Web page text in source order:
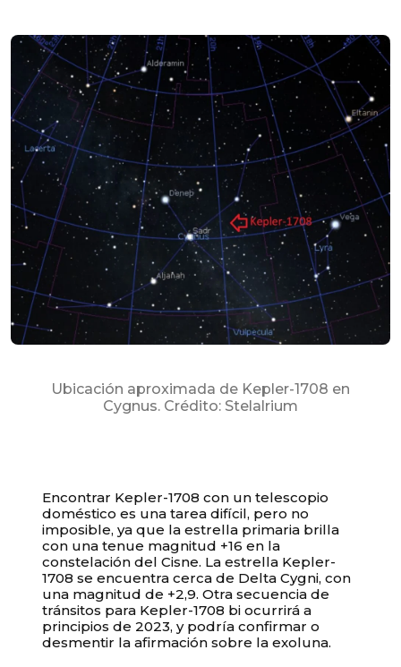
Ubicación aproximada de Kepler-1708 en
Cygnus. Crédito: Stelalrium
Encontrar Kepler-1708 con un telescopio
doméstico es una tarea difícil, pero no
imposible, ya que la estrella primaria brilla
con una tenue magnitud +16 en la
constelación del Cisne. La estrella Kepler-
1708 se encuentra cerca de Delta Cygni, con
una magnitud de +2,9. Otra secuencia de
tránsitos para Kepler-1708 bi ocurrirá a
principios de 2023, y podría confirmar o
desmentir la afirmación sobre la exoluna.